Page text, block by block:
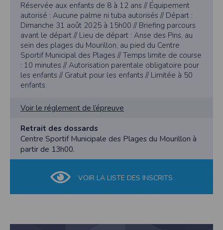
Réservée aux enfants de 8 à 12 ans // Équipement
autorisé : Aucune palme ni tuba autorisés // Départ :
Dimanche 31 août 2025 à 15h00 // Briefing parcours
avant le départ // Lieu de départ : Anse des Pins, au
sein des plages du Mourillon, au pied du Centre
Sportif Municipal des Plages // Temps limite de course
: 10 minutes // Autorisation parentale obligatoire pour
les enfants // Gratuit pour les enfants // Limitée à 50
enfants.
Voir le réglement de l’épreuve
Retrait des dossards
Centre Sportif Municipale des Plages du Mourillon à
partir de 13h00.
VOIR LA LISTE DES INSCRITS